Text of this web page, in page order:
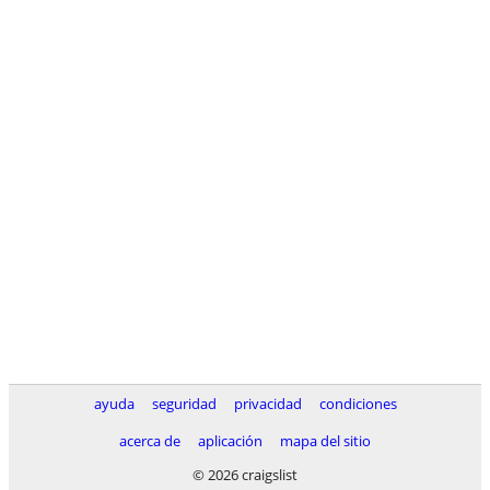
ayuda seguridad privacidad
condiciones
acerca de
aplicación
mapa del sitio
© 2026 craigslist